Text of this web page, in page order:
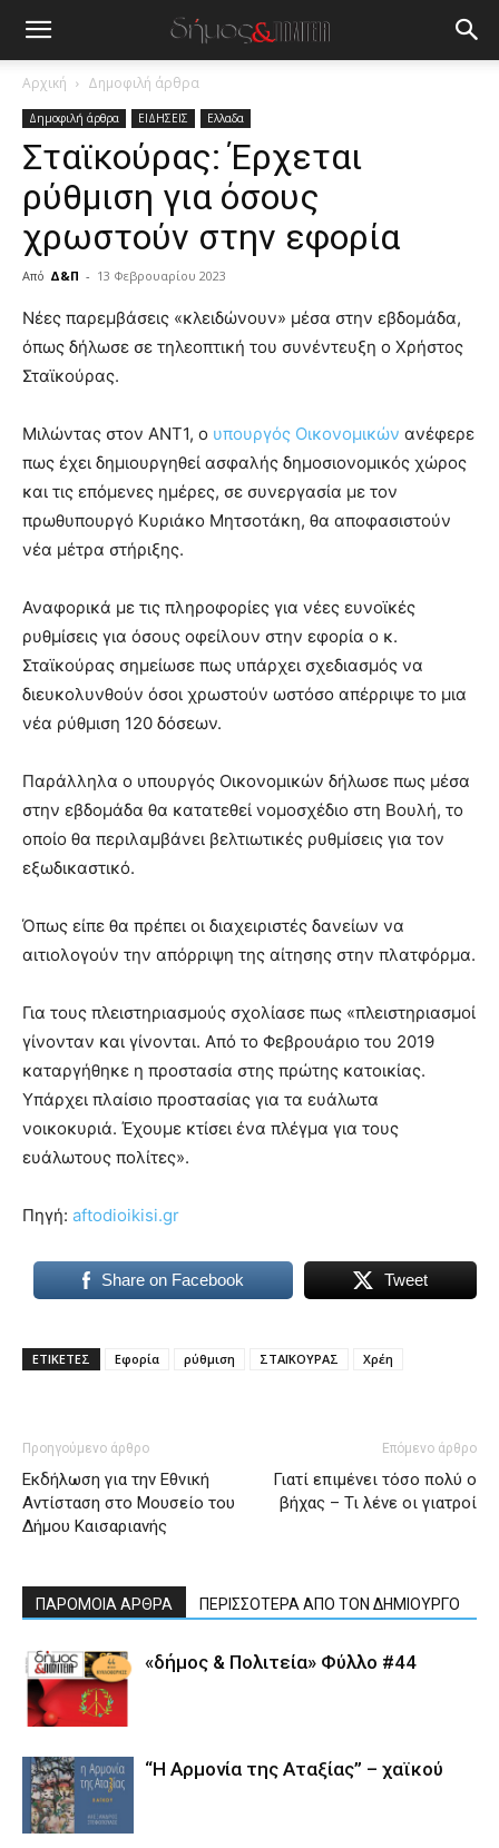
Αρχική Δημοφιλή άρθρα
Δημοφιλή άρθρα ΕΙΔΗΣΕΙΣ Ελλαδα
Σταϊκούρας: Έρχεται
ρύθμιση για όσους
χρωστούν στην εφορία
Από Δ&Π - 13 Φεβρουαρίου 2023
blonde
lesbians
hot
show.desi
xxx
lyons
teaches
you
of
pain.
pornhun
hd
porn
Νέες παρεμβάσεις «κλειδώνουν» μέσα στην εβδομάδα,
όπως δήλωσε σε τηλεοπτική του συνέντευξη ο Χρήστος
Σταϊκούρας.
Μιλώντας στον ΑΝΤ1, ο υπουργός Οικονομικών ανέφερε
πως έχει δημιουργηθεί ασφαλής δημοσιονομικός χώρος
και τις επόμενες ημέρες, σε συνεργασία με τον
πρωθυπουργό Κυριάκο Μητσοτάκη, θα αποφασιστούν
νέα μέτρα στήριξης.
Αναφορικά με τις πληροφορίες για νέες ευνοϊκές
ρυθμίσεις για όσους οφείλουν στην εφορία ο κ.
Σταϊκούρας σημείωσε πως υπάρχει σχεδιασμός να
διευκολυνθούν όσοι χρωστούν ωστόσο απέρριψε το μια
νέα ρύθμιση 120 δόσεων.
Παράλληλα ο υπουργός Οικονομικών δήλωσε πως μέσα
στην εβδομάδα θα κατατεθεί νομοσχέδιο στη Βουλή, το
οποίο θα περιλαμβάνει βελτιωτικές ρυθμίσεις για τον
εξωδικαστικό.
Όπως είπε θα πρέπει οι διαχειριστές δανείων να
αιτιολογούν την απόρριψη της αίτησης στην πλατφόρμα.
Για τους πλειστηριασμούς σχολίασε πως «πλειστηριασμοί
γίνονταν και γίνονται. Από το Φεβρουάριο του 2019
καταργήθηκε η προστασία στης πρώτης κατοικίας.
Υπάρχει πλαίσιο προστασίας για τα ευάλωτα
νοικοκυριά. Έχουμε κτίσει ένα πλέγμα για τους
ευάλωτους πολίτες».
Πηγή: aftodioikisi.gr
Share on Facebook Tweet
ΕΤΙΚΕΤΕΣ Εφορία ρύθμιση ΣΤΑΪΚΟΥΡΑΣ Χρέη
Προηγούμενο άρθρο
Εκδήλωση για την Εθνική
Αντίσταση στο Μουσείο του
Δήμου Καισαριανής
Επόμενο άρθρο
Γιατί επιμένει τόσο πολύ ο
βήχας – Τι λένε οι γιατροί
ΠΑΡΟΜΟΙΑ ΑΡΘΡΑ ΠΕΡΙΣΣΟΤΕΡΑ ΑΠΟ ΤΟΝ ΔΗΜΙΟΥΡΓΟ
«δήμος & Πολιτεία» Φύλλο #44
“Η Αρμονία της Αταξίας” – χαϊκού